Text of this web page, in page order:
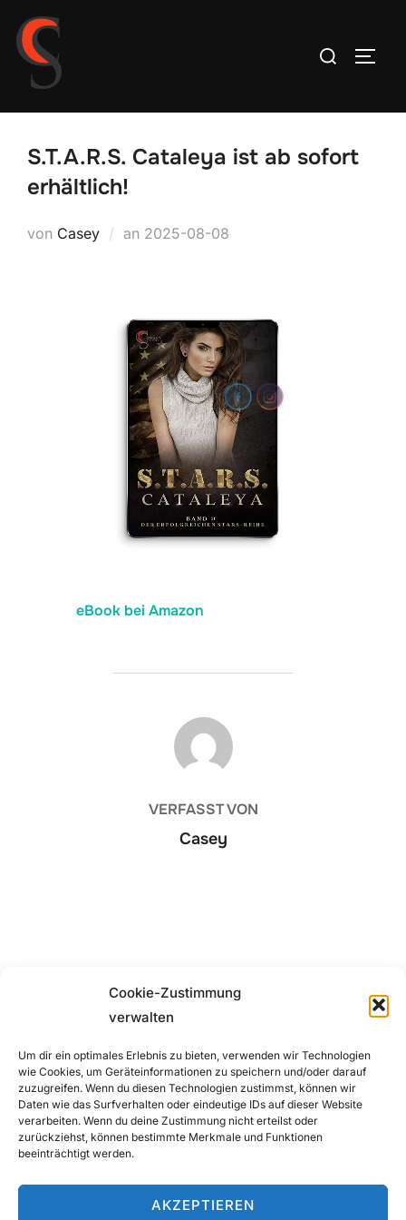
Cookie-Zustimmung
verwalten
Um dir ein optimales Erlebnis zu bieten, verwenden wir Technologien
wie Cookies, um Geräteinformationen zu speichern und/oder darauf
zuzugreifen. Wenn du diesen Technologien zustimmst, können wir
Daten wie das Surfverhalten oder eindeutige IDs auf dieser Website
verarbeiten. Wenn du deine Zustimmung nicht erteilst oder
zurückziehst, können bestimmte Merkmale und Funktionen
beeinträchtigt werden.
AKZEPTIEREN
Inhalt
springen
Suchen
S.T.A.R.S. Cataleya ist ab sofort
erhältlich!
von Casey an Veröffentlicht
2025-08-08
eBook bei Amazon
BEITRAGSAUTOR
VERFASST VON
Casey
SCHREIBE EINEN KOMMENTAR
Du musstangemeldetsein, um einen Kommentar
abzugeben.